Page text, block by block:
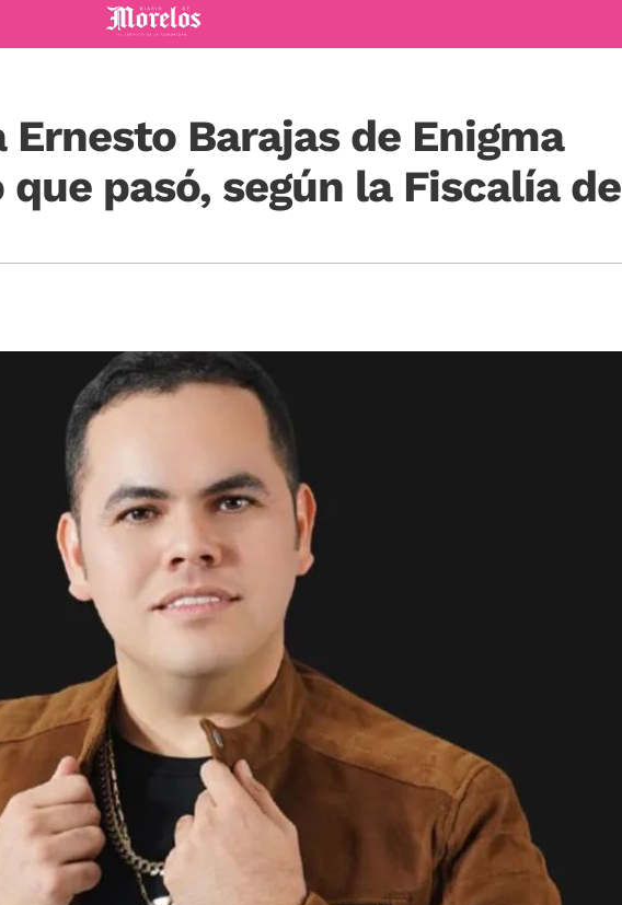
Diario de Morelos
Barajas de Enigma
pasó, según la Fiscalía de